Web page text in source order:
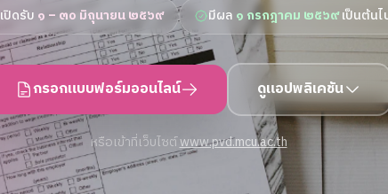
เปิดรับ ๑ – ๓๐ มิถุนายน ๒๕๖๙ มีผล ๑ กรกฎาคม ๒๕๖๙เป็นต้นไ
กรอกแบบฟอร์มออนไลน์ ดูแอปพลิเคชัน
หรือเข้าที่เว็บไซต์www.pvd.mcu.ac.th